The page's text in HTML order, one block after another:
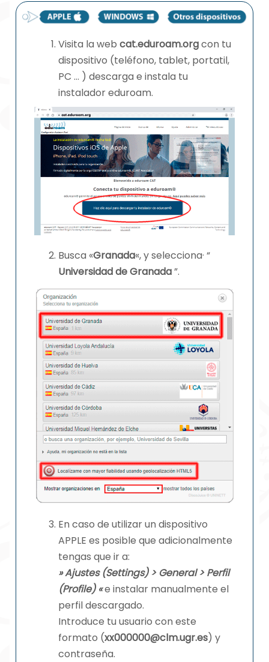
Visita la webcat.eduroam.orgcon tu
dispositivo (teléfono, tablet, portatil,
PC … ) descarga e instala tu
instalador eduroam.
Busca «Granada«, y selecciona· “
Universidad de Granada”.
En caso de utilizar un dispositivo
APPLE es posible que adicionalmente
tengas que ir a:
» Ajustes (Settings) > General > Perfil
(Profile) «e instalar manualmente el
perfil descargado.
Introduce tu usuario con este
formato (xx000000@clm.ugr.es) y
contraseña.